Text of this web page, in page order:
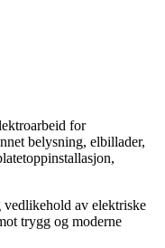
for
belysning, elbillader,
vedlikehold av elektriske
trygg og moderne